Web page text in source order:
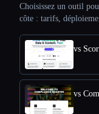
Choisissez un outil
côte : tarifs,
vs